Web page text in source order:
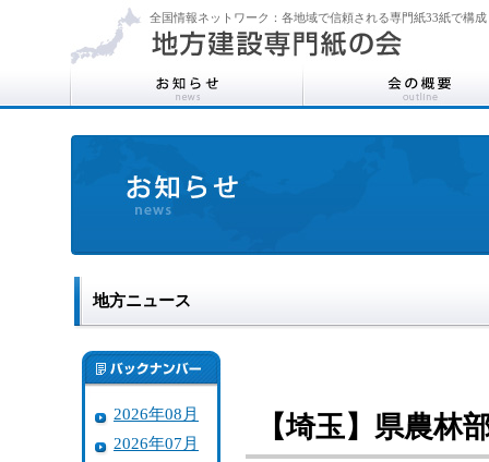
全国情報ネットワーク：各地域で信頼される専門紙33紙で構成
地方ニュース
2026年08月
2026年07月
【埼玉】県農林